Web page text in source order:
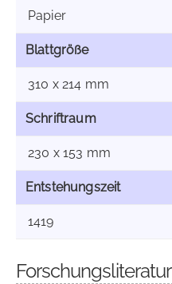
Papier
Blattgröße
310 x 214 mm
Schriftraum
230 x 153 mm
Entstehungszeit
1419
Forschungsliteratur